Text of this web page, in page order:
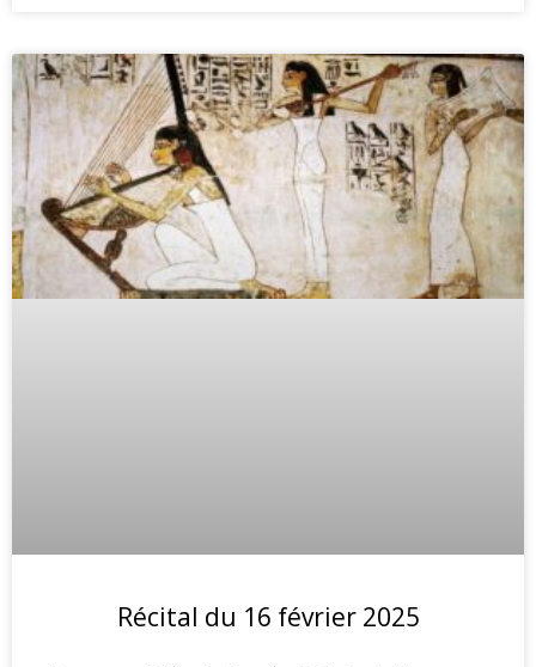
Récital du 16 février 2025